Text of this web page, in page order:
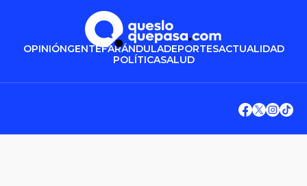
OPINIÓNGENTEFARÁNDULADEPORTESACTUALIDAD
POLÍTICASALUD